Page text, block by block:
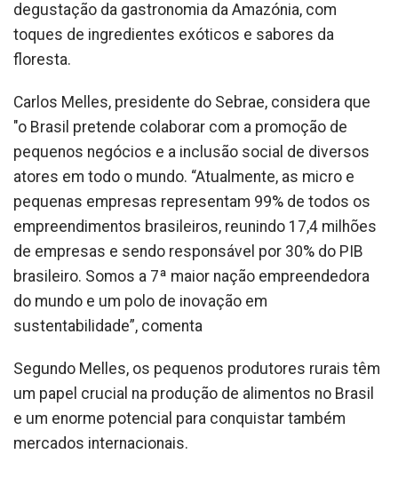
degustação da gastronomia da Amazónia, com
toques de ingredientes exóticos e sabores da
floresta.
Carlos Melles, presidente do Sebrae, considera que
"o Brasil pretende colaborar com a promoção de
pequenos negócios e a inclusão social de diversos
atores em todo o mundo. “Atualmente, as micro e
pequenas empresas representam 99% de todos os
empreendimentos brasileiros, reunindo 17,4 milhões
de empresas e sendo responsável por 30% do PIB
brasileiro. Somos a 7ª maior nação empreendedora
do mundo e um polo de inovação em
sustentabilidade”, comenta
Segundo Melles, os pequenos produtores rurais têm
um papel crucial na produção de alimentos no Brasil
e um enorme potencial para conquistar também
mercados internacionais.